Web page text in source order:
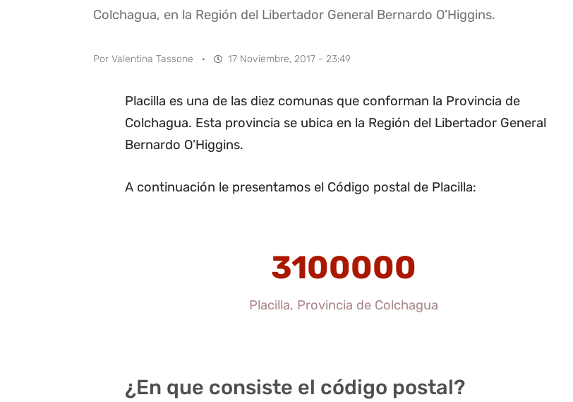
Colchagua, en la Región del Libertador General Bernardo O’Higgins.
Por Valentina Tassone · 17 Noviembre, 2017 - 23:49
Placilla es una de las diez comunas que conforman la Provincia de
Colchagua. Esta provincia se ubica en la Región del Libertador General
Bernardo O’Higgins.
A continuación le presentamos el Código postal de Placilla:
3100000
Placilla, Provincia de Colchagua
¿En que consiste el código postal?